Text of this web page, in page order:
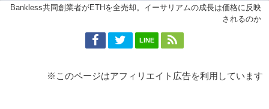
Bankless共同創業者がETHを全売却。イーサリアムの成長は価格に反映
されるのか
LINE
※このページはアフィリエイト広告を利用しています